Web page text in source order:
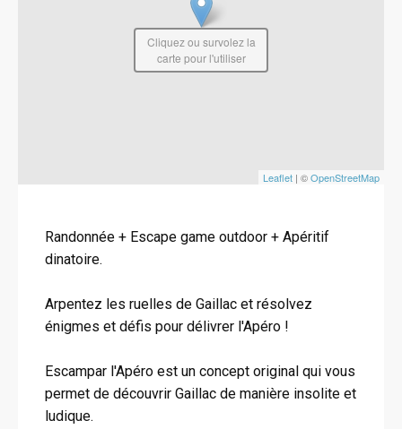
Leaflet | ©OpenStreetMap
Cliquez ou survolez la
carte pour l'utiliser
Randonnée + Escape game outdoor + Apéritif
dinatoire.
Arpentez les ruelles de Gaillac et résolvez
énigmes et défis pour délivrer l'Apéro !
Escampar l'Apéro est un concept original qui vous
permet de découvrir Gaillac de manière insolite et
ludique.